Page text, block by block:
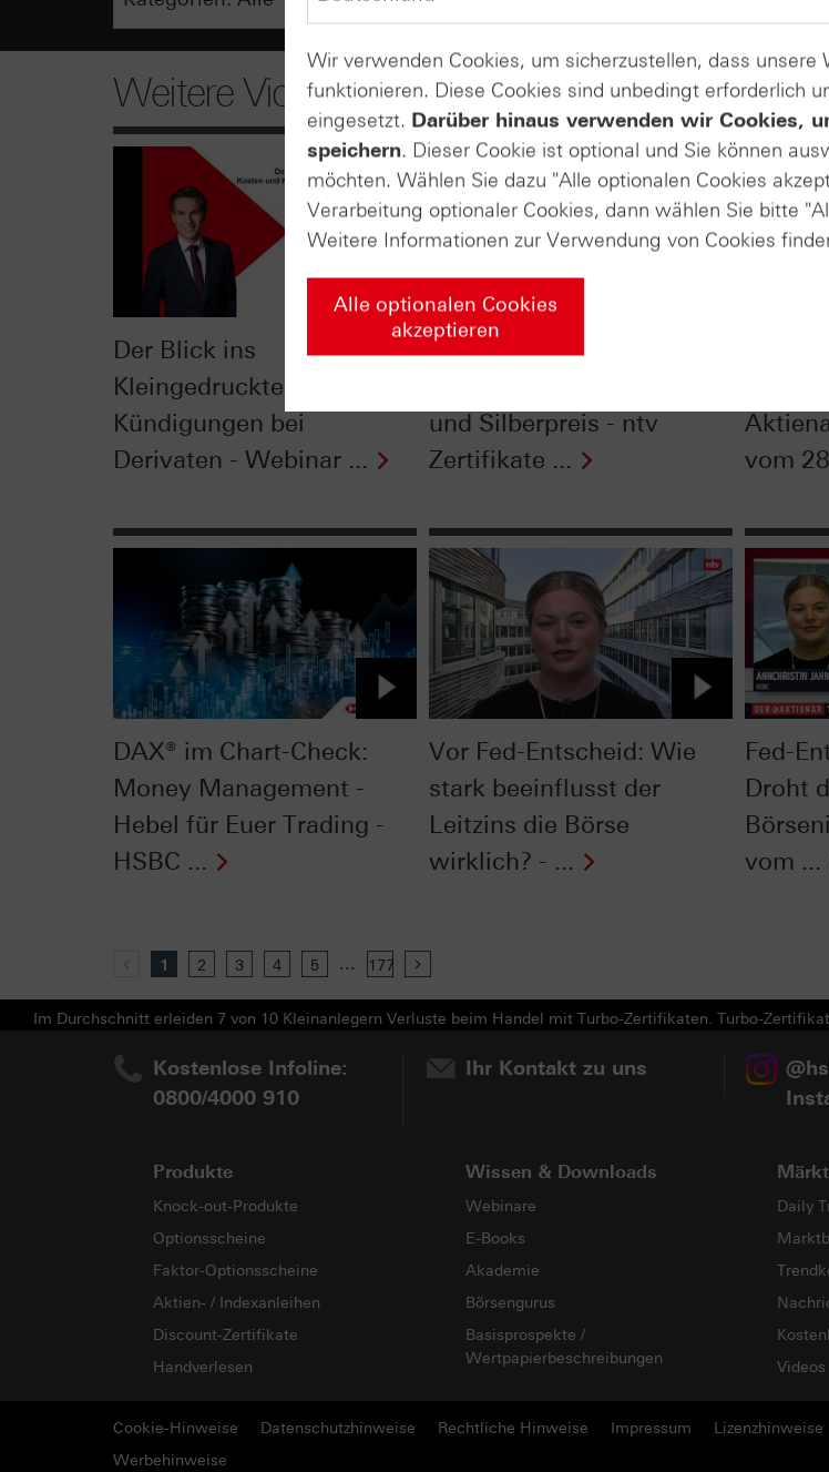
Weitere Videos
Der Blick ins
Kleingedruckte: Kosten &
Kündigungen bei
Derivaten - Webinar ...
Der Einfluss der
und Silberpreis - ntv
Zertifikate ...
vom
DAX® im Chart-Check:
Money Management -
Hebel für Euer Trading -
HSBC ...
Vor Fed-Entscheid: Wie
stark beeinflusst der
Leitzins die Börse
wirklich? - ...
Fed-
Droht
vom ...
Previous
1 2 3 4 5 ... 177
Im Durchschnitt erleiden 7 von 10 Kleinanlegern Verluste beim Handel mit Turbo-Zertifikaten. Turbo-
Kostenlose Infoline:
0800/4000 910
Ihr Kontakt zu uns
Produkte
Knock-out-Produkte
Optionsscheine
Faktor-Optionsscheine
Aktien- / Indexanleihen
Discount-Zertifikate
Handverlesen
Wissen & Downloads
Webinare
E-Books
Akademie
Börsengurus
Basisprospekte /
Wertpapierbeschreibungen
Daily
Videos
Cookie-Hinweise Datenschutzhinweise Rechtliche Hinweise Impressum Lizenzhinweise
Werbehinweise
Wir verwenden Cookies, um sicherzustellen, dass
funktionieren. Diese Cookies sind unbedingt erforderlich
eingesetzt. Darüber hinaus verwenden wir Cookies,
speichern. Dieser Cookie ist optional und Sie können
möchten. Wählen Sie dazu "Alle optionalen Cookies
Verarbeitung optionaler Cookies, dann wählen Sie bitte
Weitere Informationen zur Verwendung von Cookies
Alle optionalen Cookies
akzeptieren